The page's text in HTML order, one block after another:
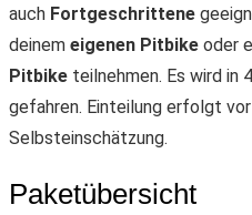
auch Fortgeschrittene
deinem eigenen Pitbike oder
Pitbike teilnehmen. Es wird in
gefahren. Einteilung erfolgt
Selbsteinschätzung.
Paketübersicht